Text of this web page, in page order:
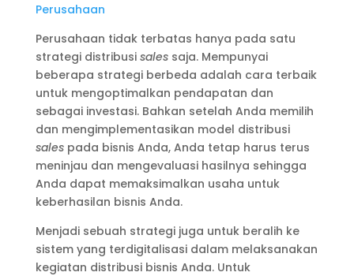
Perusahaan
Perusahaan tidak terbatas hanya pada satu
strategi distribusi salessaja. Mempunyai
beberapa strategi berbeda adalah cara terbaik
untuk mengoptimalkan pendapatan dan
sebagai investasi. Bahkan setelah Anda memilih
dan mengimplementasikan model distribusi
salespada bisnis Anda, Anda tetap harus terus
meninjau dan mengevaluasi hasilnya sehingga
Anda dapat memaksimalkan usaha untuk
keberhasilan bisnis Anda.
Menjadi sebuah strategi juga untuk beralih ke
sistem yang terdigitalisasi dalam melaksanakan
kegiatan distribusi bisnis Anda. Untuk